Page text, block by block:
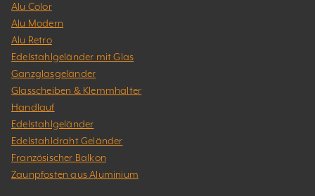
Alu Color
Alu Modern
Alu Retro
Edelstahlgeländer mit Glas
Ganzglasgeländer
Glasscheiben & Klemmhalter
Handlauf
Edelstahlgeländer
Edelstahldraht Geländer
Französischer Balkon
Zaunpfosten aus Aluminium